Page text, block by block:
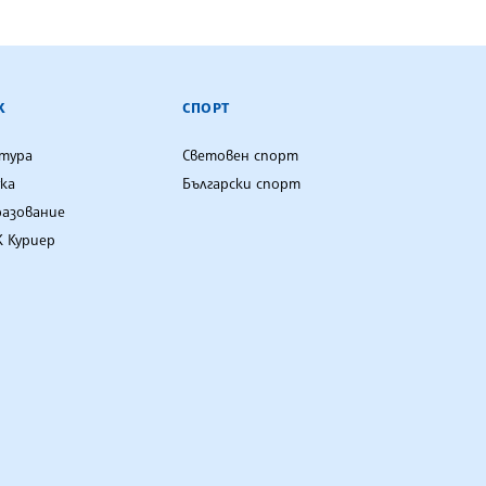
Куриер
СПОРТ
Световен спорт
Български спорт